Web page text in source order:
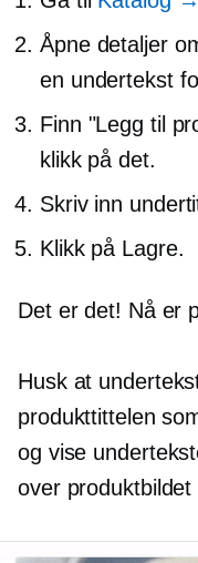
Åpne detaljer
en undertekst
Finn "Legg til
klikk på det.
Skriv inn
Klikk på Lagre.
Det er det! Nå er
Husk at
produkttittelen
og vise
over